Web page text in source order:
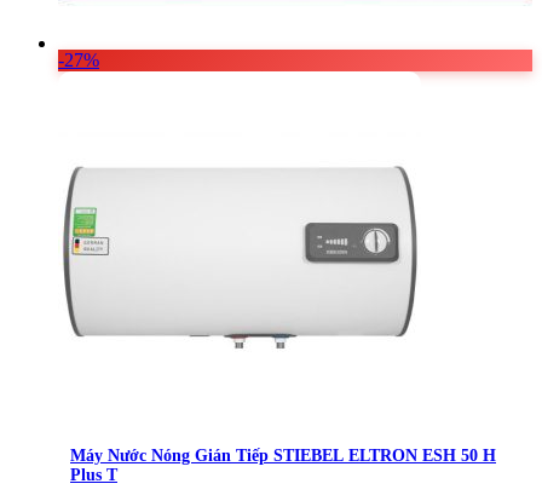
-27%
Máy Nước Nóng Gián Tiếp STIEBEL ELTRON ESH 50 H
Plus T